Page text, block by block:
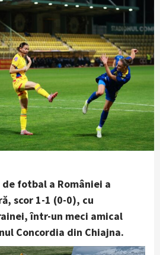
fotbal a României a
scor 1-1 (0-0), cu
într-un meci amical
Concordia din Chiajna.